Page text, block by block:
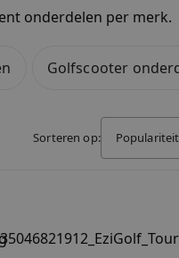
onderdelen per merk.
Golfscooter
Sorteren op: Populariteit
binnenband